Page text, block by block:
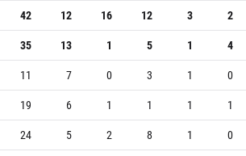
42 12 16 12 3
2
35 13 1 5 1
4
11 7 0 3 1
0
19 6 1 1 1
1
24 5 2 8 1
0